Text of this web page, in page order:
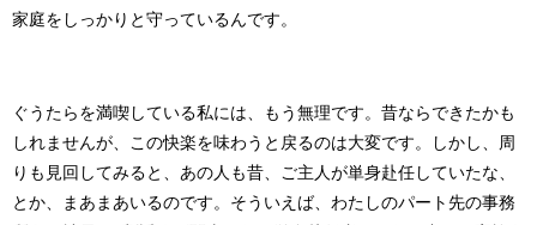
家庭をしっかりと守っているんです。
ぐうたらを満喫している私には、もう無理です。昔ならできたかも
しれませんが、この快楽を味わうと戻るのは大変です。しかし、周
りも見回してみると、あの人も昔、ご主人が単身赴任していたな、
とか、まあまあいるのです。そういえば、わたしのパート先の事務